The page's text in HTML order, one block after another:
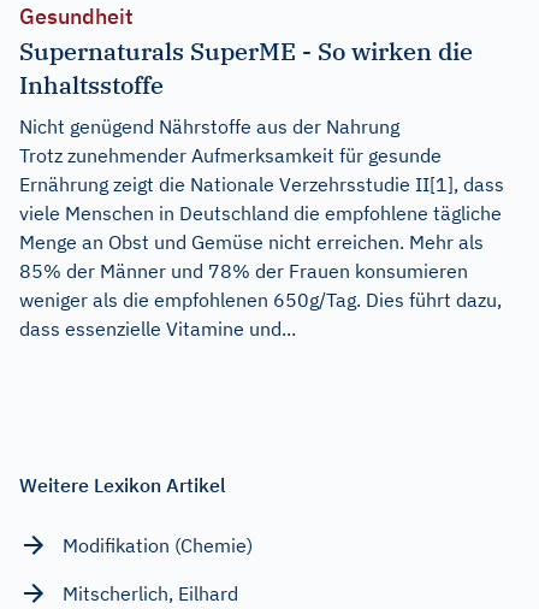
Gesundheit
Supernaturals SuperME - So wirken die
Inhaltsstoffe
Nicht genügend Nährstoffe aus der Nahrung
Trotz zunehmender Aufmerksamkeit für gesunde
Ernährung zeigt die Nationale Verzehrsstudie II[1], dass
viele Menschen in Deutschland die empfohlene tägliche
Menge an Obst und Gemüse nicht erreichen. Mehr als
85% der Männer und 78% der Frauen konsumieren
weniger als die empfohlenen 650g/Tag. Dies führt dazu,
dass essenzielle Vitamine und...
Weitere Lexikon Artikel
Modifikation (Chemie)
Mitscherlich, Eilhard